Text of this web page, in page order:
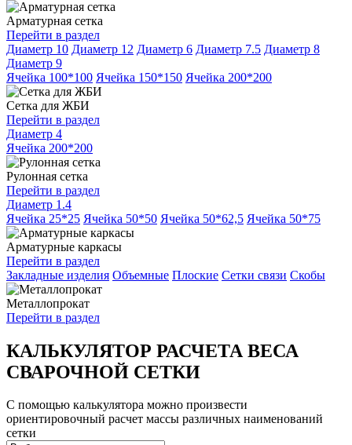
Арматурная сетка
Перейти в раздел
Диаметр 10 Диаметр 12 Диаметр 6 Диаметр 7.5 Диаметр 8
Диаметр 9
Ячейка 100*100 Ячейка 150*150 Ячейка 200*200
Сетка для ЖБИ
Перейти в раздел
Диаметр 4
Ячейка 200*200
Рулонная сетка
Перейти в раздел
Диаметр 1.4
Ячейка 25*25 Ячейка 50*50 Ячейка 50*62,5 Ячейка 50*75
Арматурные каркасы
Перейти в раздел
Закладные изделия Объемные Плоские Сетки связи Скобы
Металлопрокат
Перейти в раздел
КАЛЬКУЛЯТОР РАСЧЕТА ВЕСА
СВАРОЧНОЙ СЕТКИ
С помощью калькулятора можно произвести
ориентировочный расчет массы различных наименований
сетки